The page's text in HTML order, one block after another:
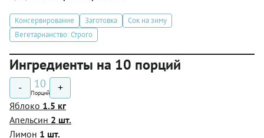
Консервирование Заготовка
Сок на зиму
Вегетарианство: Строго
Ингредиенты на 10 порций
- 10
Порций +
Яблоко 1.5 кг
Апельсин 2 шт.
Лимон 1 шт.